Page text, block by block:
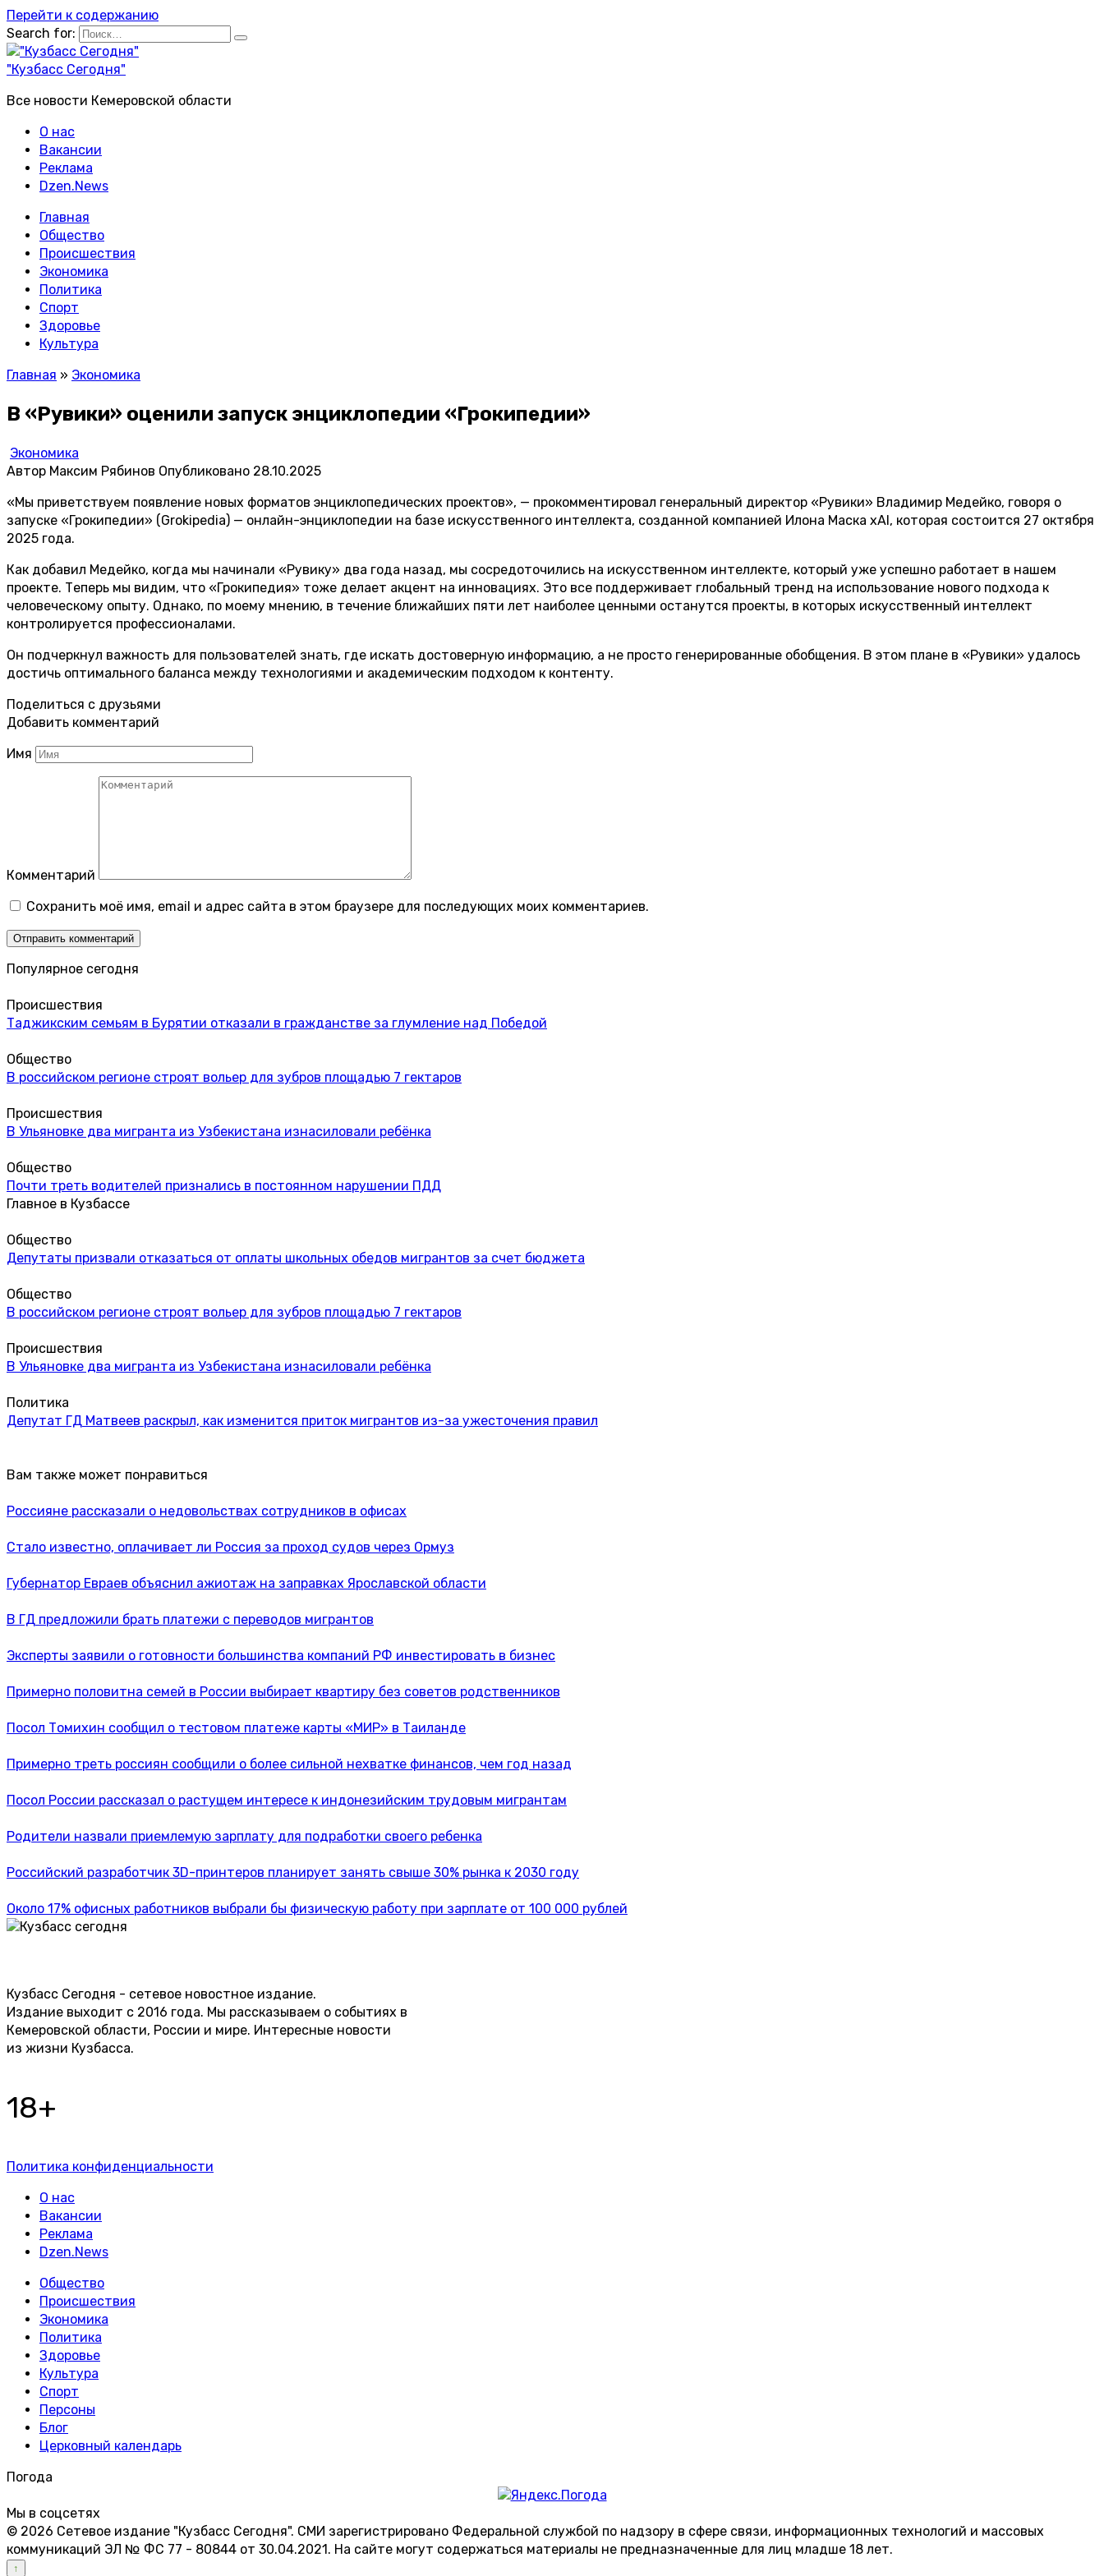
Перейти к содержанию
Search for:
"Кузбасс Сегодня"
Все новости Кемеровской области
О нас
Вакансии
Реклама
Dzen.News
Главная
Общество
Происшествия
Экономика
Политика
Спорт
Здоровье
Культура
Главная » Экономика
В «Рувики» оценили запуск энциклопедии «Грокипедии»
Экономика
Автор Максим Рябинов Опубликовано 28.10.2025
«Мы приветствуем появление новых форматов энциклопедических проектов», — прокомментировал генеральный директор «Рувики» Владимир Медейко, говоря о
запуске «Грокипедии» (Grokipedia) — онлайн-энциклопедии на базе искусственного интеллекта, созданной компанией Илона Маска xAI, которая состоится 27 октября
2025 года.
Как добавил Медейко, когда мы начинали «Рувику» два года назад, мы сосредоточились на искусственном интеллекте, который уже успешно работает в нашем
проекте. Теперь мы видим, что «Грокипедия» тоже делает акцент на инновациях. Это все поддерживает глобальный тренд на использование нового подхода к
человеческому опыту. Однако, по моему мнению, в течение ближайших пяти лет наиболее ценными останутся проекты, в которых искусственный интеллект
контролируется профессионалами.
Он подчеркнул важность для пользователей знать, где искать достоверную информацию, а не просто генерированные обобщения. В этом плане в «Рувики» удалось
достичь оптимального баланса между технологиями и академическим подходом к контенту.
Поделиться с друзьями
Добавить комментарий
Имя
Комментарий
Сохранить моё имя, email и адрес сайта в этом браузере для последующих моих комментариев.
Популярное сегодня
Происшествия
Таджикским семьям в Бурятии отказали в гражданстве за глумление над Победой
Общество
В российском регионе строят вольер для зубров площадью 7 гектаров
Происшествия
В Ульяновке два мигранта из Узбекистана изнасиловали ребёнка
Общество
Почти треть водителей признались в постоянном нарушении ПДД
Главное в Кузбассе
Общество
Депутаты призвали отказаться от оплаты школьных обедов мигрантов за счет бюджета
Общество
В российском регионе строят вольер для зубров площадью 7 гектаров
Происшествия
В Ульяновке два мигранта из Узбекистана изнасиловали ребёнка
Политика
Депутат ГД Матвеев раскрыл, как изменится приток мигрантов из-за ужесточения правил
Вам также может понравиться
Россияне рассказали о недовольствах сотрудников в офисах
Стало известно, оплачивает ли Россия за проход судов через Ормуз
Губернатор Евраев объяснил ажиотаж на заправках Ярославской области
В ГД предложили брать платежи с переводов мигрантов
Эксперты заявили о готовности большинства компаний РФ инвестировать в бизнес
Примерно половитна семей в России выбирает квартиру без советов родственников
Посол Томихин сообщил о тестовом платеже карты «МИР» в Таиланде
Примерно треть россиян сообщили о более сильной нехватке финансов, чем год назад
Посол России рассказал о растущем интересе к индонезийским трудовым мигрантам
Родители назвали приемлемую зарплату для подработки своего ребенка
Российский разработчик 3D-принтеров планирует занять свыше 30% рынка к 2030 году
Около 17% офисных работников выбрали бы физическую работу при зарплате от 100 000 рублей
Кузбасс Сегодня - сетевое новостное издание.
Издание выходит с 2016 года. Мы рассказываем о событиях в
Кемеровской области, России и мире. Интересные новости
из жизни Кузбасса.
18+
Политика конфиденциальности
О нас
Вакансии
Реклама
Dzen.News
Общество
Происшествия
Экономика
Политика
Здоровье
Культура
Спорт
Персоны
Блог
Церковный календарь
Погода
Мы в соцсетях
© 2026 Сетевое издание "Кузбасс Сегодня". СМИ зарегистрировано Федеральной службой по надзору в сфере связи, информационных технологий и массовых
коммуникаций ЭЛ № ФС 77 - 80844 от 30.04.2021. На сайте могут содержаться материалы не предназначенные для лиц младше 18 лет.